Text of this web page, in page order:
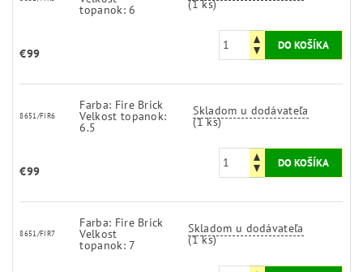
topanok: 6 (1 ks)
€99
8651/FIR6
Farba: Fire Brick
Velkost topanok:
6.5
Skladom u dodávateľa
(1 ks)
€99
8651/FIR7
Farba: Fire Brick
Velkost
topanok: 7
Skladom u dodávateľa
(1 ks)